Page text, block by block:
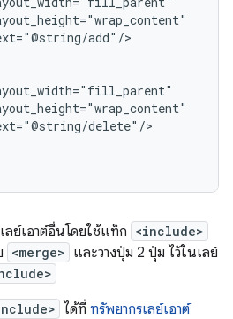
add"/>
delete"/>
ลย์เอาต์อื่นโดยใช้แท็ก <include>
<merge> และวางปุ่ม 2 ปุ่ม ไว้ในเลย์
ได้ที่ ทรัพยากรเลย์เอาต์